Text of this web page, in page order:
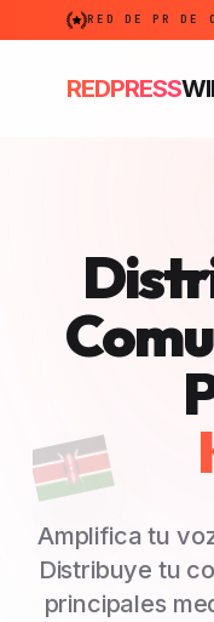
RED DE PR DE
REDPRESS
Amplifica tu
Distribuye tu
principales